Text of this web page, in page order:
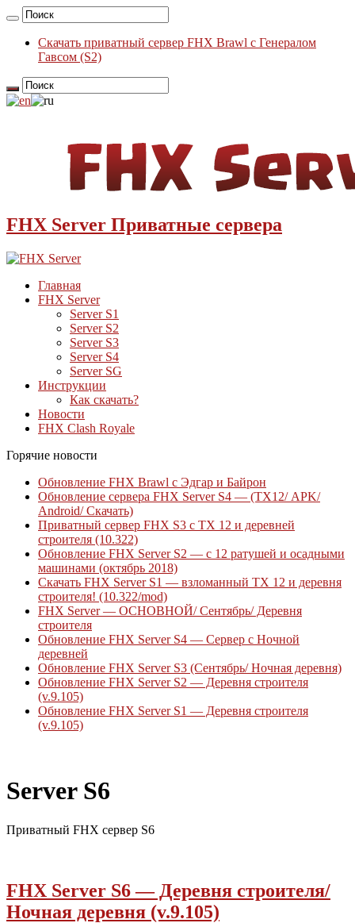
Скачать приватный сервер FHX Brawl с Генералом
Гавсом (S2)
FHX Server Приватные сервера
Главная
FHX Server
Server S1
Server S2
Server S3
Server S4
Server SG
Инструкции
Как скачать?
Новости
FHX Clash Royale
Горячие новости
Обновление FHX Brawl с Эдгар и Байрон
Обновление сервера FHX Server S4 — (ТХ12/ APK/
Android/ Скачать)
Приватный сервер FHX S3 с ТХ 12 и деревней
строителя (10.322)
Обновление FHX Server S2 — с 12 ратушей и осадными
машинами (октябрь 2018)
Скачать FHX Server S1 — взломанный ТХ 12 и деревня
строителя! (10.322/mod)
FHX Server — ОСНОВНОЙ/ Сентябрь/ Деревня
строителя
Обновление FHX Server S4 — Сервер с Ночной
деревней
Обновление FHX Server S3 (Сентябрь/ Ночная деревня)
Обновление FHX Server S2 — Деревня строителя
(v.9.105)
Обновление FHX Server S1 — Деревня строителя
(v.9.105)
Server S6
Приватный FHX сервер S6
FHX Server S6 — Деревня строителя/
Ночная деревня (v.9.105)